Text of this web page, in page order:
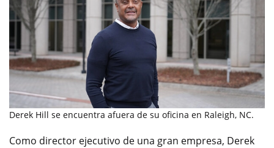
Derek Hill se encuentra afuera de su oficina en Raleigh, NC.
Como director ejecutivo de una gran empresa, Derek